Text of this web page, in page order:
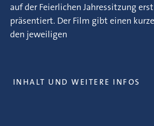
auf der Feierlichen Jahressitzung
präsentiert. Der Film gibt einen
den jeweiligen
INHALT UND WEITERE INFOS